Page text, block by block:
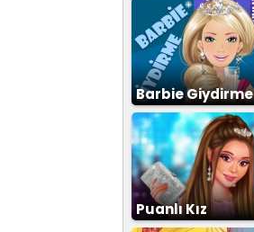
Barbie Giydirme
Puanlı Kız